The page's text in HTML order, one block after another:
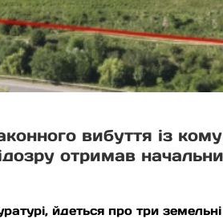
вибуття із
отримав
йдеться про три